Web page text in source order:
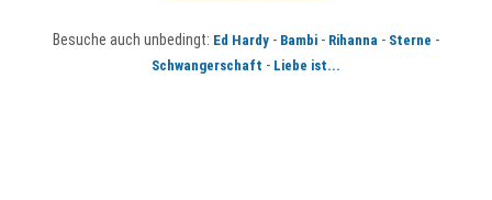
Besuche auch unbedingt: Ed Hardy - Bambi - Rihanna - Sterne -
Schwangerschaft - Liebe ist...